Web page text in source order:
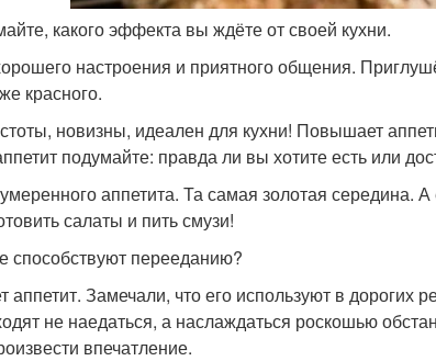
какого эффекта вы ждёте от своей кухни.
настроения и приятного общения.
красного.
новизны, идеален для кухни! Повышает
подумайте: правда ли вы хотите есть или
аппетита. Та самая золотая середина.
салаты и пить смузи!
способствуют перееданию?
Замечали, что его используют в дорогих
не наедаться, а наслаждаться роскошью
впечатление.